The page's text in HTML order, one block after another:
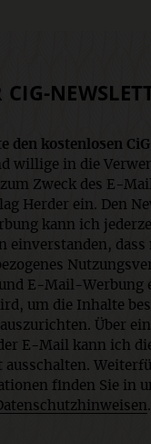
CIG-
den kostenlosen
willige in die
Zweck des E-
Herder ein. Den
kann ich
einverstanden, dass
E-Mail-Werbung
um die Inhalte
Über
E-Mail kann ich
ausschalten.
finden Sie in
.